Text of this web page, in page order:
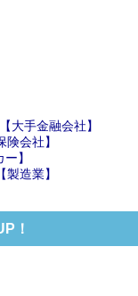
大手金融会社】
会社】
】
造業】
！